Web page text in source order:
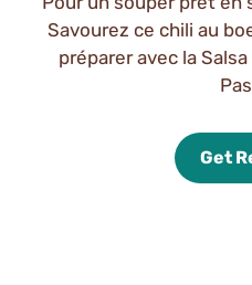
Savourez ce chili au
préparer avec la
Get